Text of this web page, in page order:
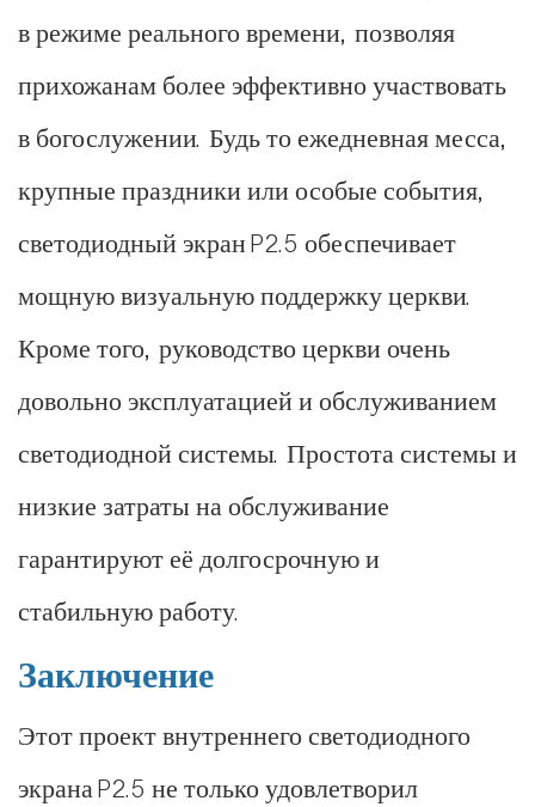
в режиме реального времени, позволяя
прихожанам более эффективно участвовать
в богослужении. Будь то ежедневная месса,
крупные праздники или особые события,
светодиодный экран P2.5 обеспечивает
мощную визуальную поддержку церкви.
Кроме того, руководство церкви очень
довольно эксплуатацией и обслуживанием
светодиодной системы. Простота системы и
низкие затраты на обслуживание
гарантируют её долгосрочную и
стабильную работу.
Заключение
Этот проект внутреннего светодиодного
экрана P2.5 не только удовлетворил